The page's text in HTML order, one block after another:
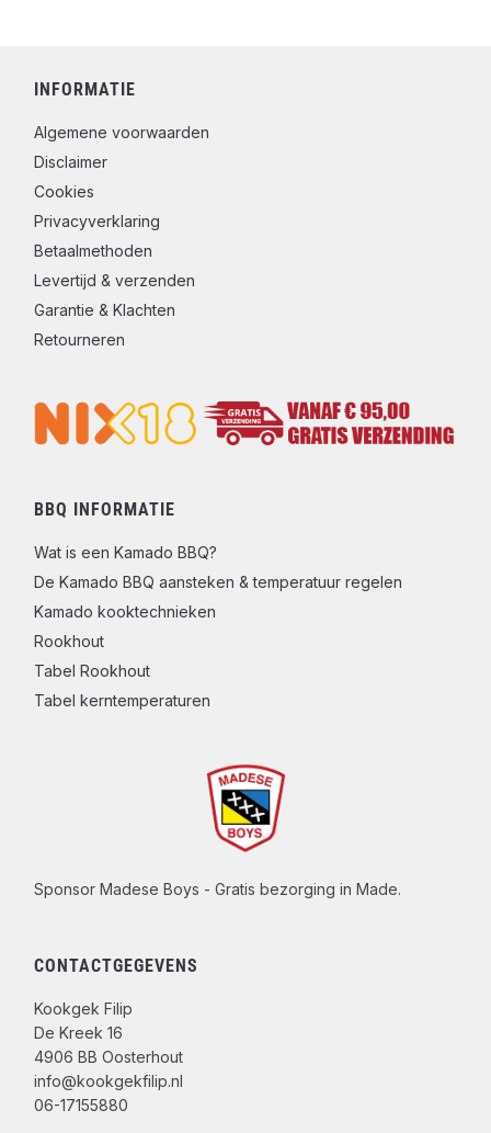
INFORMATIE
Algemene voorwaarden
Disclaimer
Cookies
Privacyverklaring
Betaalmethoden
Levertijd & verzenden
Garantie & Klachten
Retourneren
BBQ INFORMATIE
Wat is een Kamado BBQ?
De Kamado BBQ aansteken & temperatuur regelen
Kamado kooktechnieken
Rookhout
Tabel Rookhout
Tabel kerntemperaturen
Sponsor Madese Boys - Gratis bezorging in Made.
CONTACTGEGEVENS
Kookgek Filip
De Kreek 16
4906 BB Oosterhout
info@kookgekfilip.nl
06-17155880